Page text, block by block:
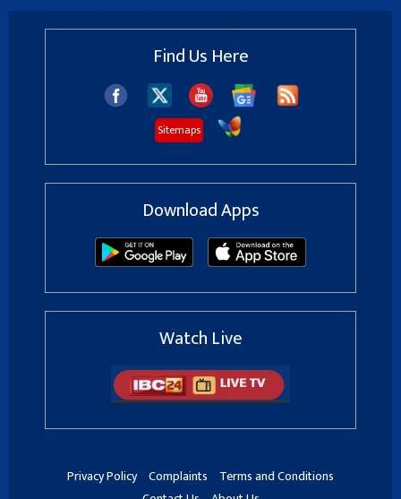
Find Us Here
Sitemaps
Download Apps
Watch Live
Privacy Policy Complaints
Terms and Conditions